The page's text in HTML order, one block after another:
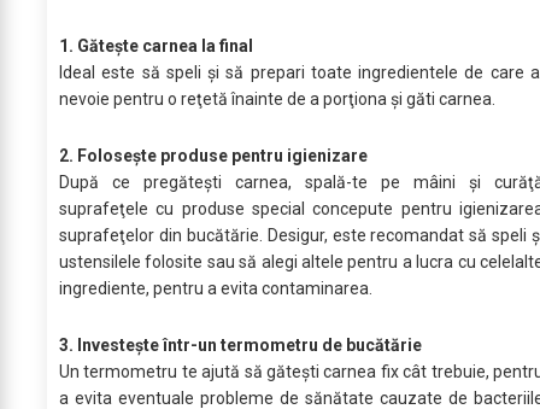
1. Găteşte carnea la final
Ideal este să speli şi să prepari toate ingredientele de care
nevoie pentru o reţetă înainte de a porţiona şi găti carnea.
2. Foloseşte produse pentru igienizare
După ce pregăteşti carnea, spală-te pe mâini şi
suprafeţele cu produse special concepute pentru
suprafeţelor din bucătărie. Desigur, este recomandat să speli
ustensilele folosite sau să alegi altele pentru a lucra cu
ingrediente, pentru a evita contaminarea.
3. Investeşte într-un termometru de bucătărie
Un termometru te ajută să găteşti carnea fix cât trebuie,
a evita eventuale probleme de sănătate cauzate de